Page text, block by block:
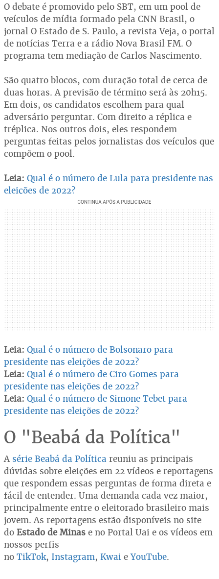
O debate é promovido pelo SBT, em um pool de
veículos de mídia formado pela CNN Brasil, o
jornal O Estado de S. Paulo, a revista Veja, o portal
de notícias Terra e a rádio Nova Brasil FM. O
programa tem mediação de Carlos Nascimento.
São quatro blocos, com duração total de cerca de
duas horas. A previsão de término será às 20h15.
Em dois, os candidatos escolhem para qual
adversário perguntar. Com direito a réplica e
tréplica. Nos outros dois, eles respondem
perguntas feitas pelos jornalistas dos veículos que
compõem o pool.
Leia: Qual é o número de Lula para presidente nas
eleições de 2022?
Leia: Qual é o número de Bolsonaro para
presidente nas eleições de 2022?
Leia: Qual é o número de Ciro Gomes para
presidente nas eleições de 2022?
Leia: Qual é o número de Simone Tebet para
presidente nas eleições de 2022?
O "Beabá da Política"
A série Beabá da Política reuniu as principais
dúvidas sobre eleições em 22 vídeos e reportagens
que respondem essas perguntas de forma direta e
fácil de entender. Uma demanda cada vez maior,
principalmente entre o eleitorado brasileiro mais
jovem. As reportagens estão disponíveis no site
do Estado de Minas e no Portal Uai e os vídeos em
nossos perfis
no TikTok, Instagram, Kwai eYouTube.